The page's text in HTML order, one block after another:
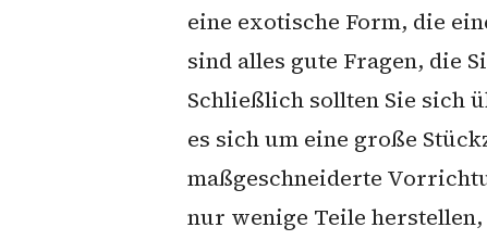
eine exotische Form, die
sind alles gute Fragen, die
Schließlich sollten Sie sich
es sich um eine große
maßgeschneiderte
nur wenige Teile